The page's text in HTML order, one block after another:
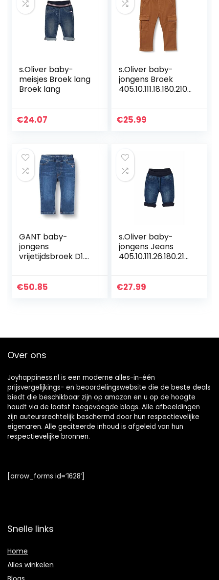
s.Oliver baby-
meisjes Broek lang
Broek lang
€24.07
s.Oliver baby-
jongens Broek
405.10.111.18.180.2107
€25.99
GANT baby-
jongens
vrijetijdsbroek D1.
€50.85
s.Oliver baby-
jongens Jeans
405.10.111.26.180.210
€27.99
Over ons
Joyhappiness.nl is een moderne alles-in-één
prijsvergelijkings- en beoordelingswebsite die de beste deals
biedt die beschikbaar zijn op amazon en u op de hoogte
houdt via de laatst toegevoegde blogs. Alle afbeeldingen
zijn auteursrechtelijk beschermd door hun respectievelijke
eigenaren. Alle geciteerde inhoud is afgeleid van hun
respectievelijke bronnen.
[arrow_forms id=’1628′]
Snelle links
Home
Alles winkelen